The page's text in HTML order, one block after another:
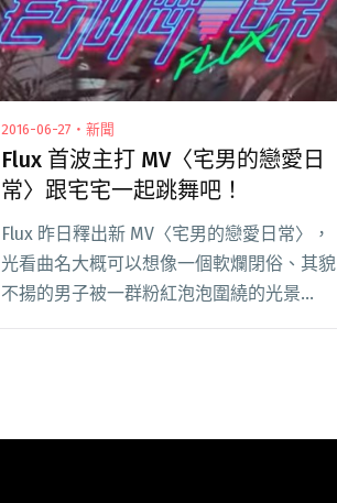
2016-06-27・新聞
Flux 首波主打 MV〈宅男的戀愛日
常〉跟宅宅一起跳舞吧！
Flux 昨日釋出新 MV〈宅男的戀愛日常〉，
光看曲名大概可以想像一個軟爛閉俗、其貌
不揚的男子被一群粉紅泡泡圍繞的光景
（笑），沒錯，故事描述一位宅男愛上了美
MV〈宅男的戀愛日常〉跟宅宅一起跳舞